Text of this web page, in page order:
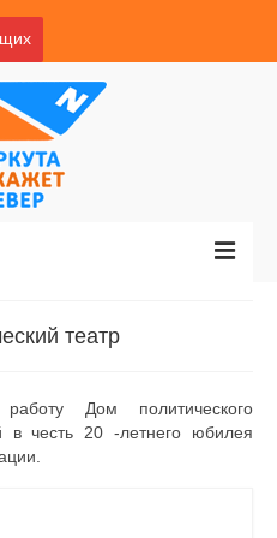
театр
Дом политического
в честь 20 -летнего юбилея